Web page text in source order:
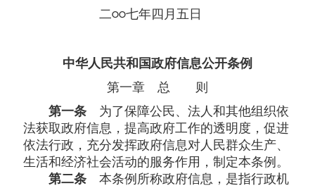
二○○七年四月五日
中华人民共和国政府信息公开条例
第一章 总 则
第一条为了保障公民、法人和其他组织依
法获取政府信息，提高政府工作的透明度，促进
依法行政，充分发挥政府信息对人民群众生产、
生活和经济社会活动的服务作用，制定本条例。
第二条本条例所称政府信息，是指行政机